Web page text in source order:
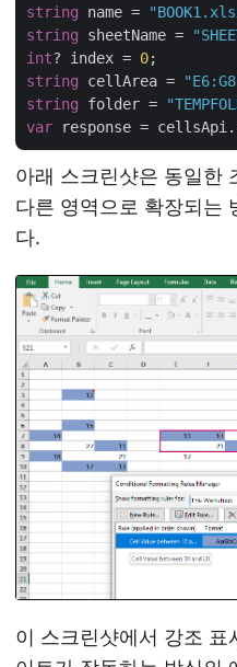
string name =
string sheetName =
int? index = 0
string cellArea =
string folder =
var
아래 스크린샷은 동일한
다른 영역으로 확장되는
다.
이 스크린샷에서 강조 표